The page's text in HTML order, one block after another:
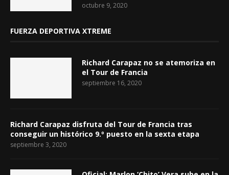
octubre 9, 2020
FUERZA DEPORTIVA XTREME
Richard Carapaz no se atemoriza en
el Tour de Francia
septiembre 16, 2020
Richard Carapaz disfruta del Tour de Francia tras
conseguir un histórico 9.º puesto en la sexta etapa
septiembre 3, 2020